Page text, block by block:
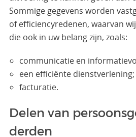
Sommige gegevens worden
of efficiencyredenen, waarvan
die ook in uw belang zijn, zoals:
communicatie en
een efficiënte dienstverlening;
facturatie.
Delen van
derden